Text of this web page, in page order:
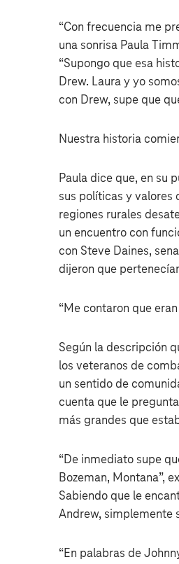
“Con frecuencia me
una sonrisa Paula
“Supongo que esa
Drew. Laura y yo
con Drew, supe que
Nuestra historia
Paula dice que, en su
sus políticas y valores
regiones rurales
un encuentro con
con Steve Daines,
dijeron que
“Me contaron que
Según la descripción
los veteranos de
un sentido de
cuenta que le
más grandes que
“De inmediato supe
Bozeman, Montana”,
Sabiendo que le
Andrew, simplemente
“En palabras de